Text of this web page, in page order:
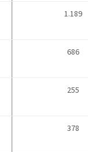
1.189
686
255
378